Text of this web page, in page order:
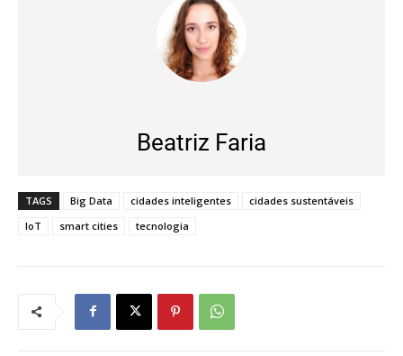
Beatriz Faria
TAGS Big Data cidades inteligentes
cidades sustentáveis
IoT
smart cities tecnologia